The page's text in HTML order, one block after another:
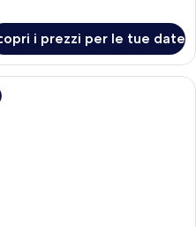
i prezzi per le tue date
Camera Superior (Branciforte) |